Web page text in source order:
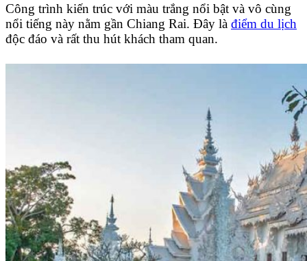
Công trình kiến trúc với màu trắng nổi bật và vô cùng
nổi tiếng này nằm gần Chiang Rai. Đây là điểm du lịch
độc đáo và rất thu hút khách tham quan.